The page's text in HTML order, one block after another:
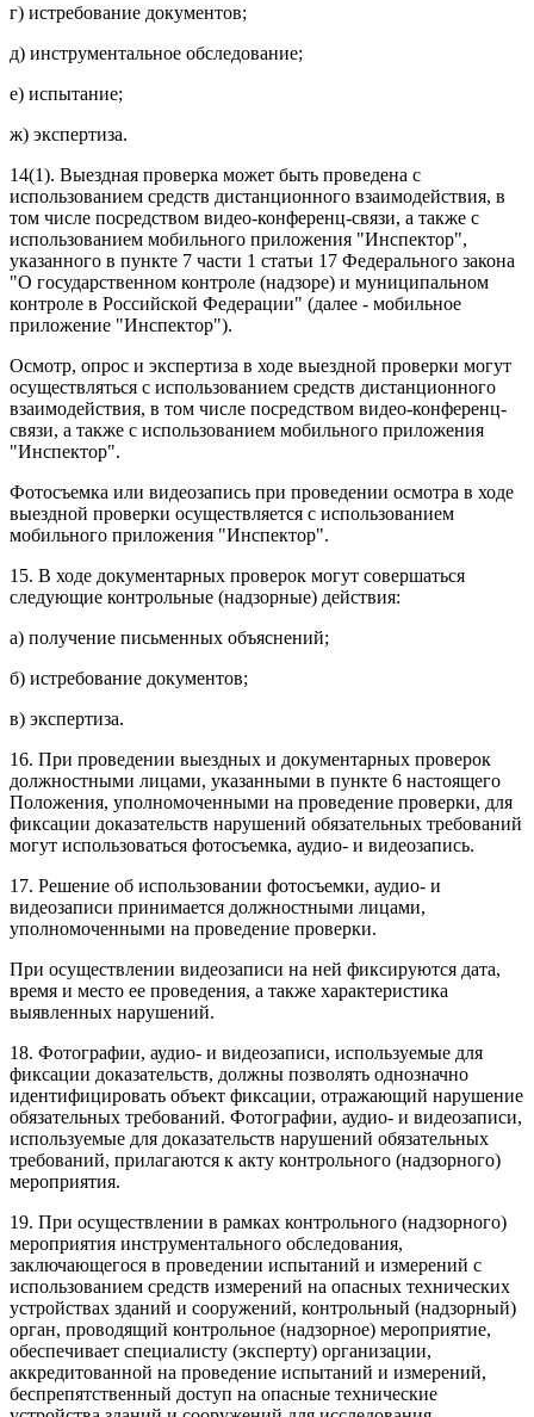
г) истребование документов;
д) инструментальное обследование;
е) испытание;
ж) экспертиза.
14(1). Выездная проверка может быть проведена с
использованием средств дистанционного взаимодействия, в
том числе посредством видео-конференц-связи, а также с
использованием мобильного приложения "Инспектор",
указанного в пункте 7 части 1 статьи 17 Федерального закона
"О государственном контроле (надзоре) и муниципальном
контроле в Российской Федерации" (далее - мобильное
приложение "Инспектор").
Осмотр, опрос и экспертиза в ходе выездной проверки могут
осуществляться с использованием средств дистанционного
взаимодействия, в том числе посредством видео-конференц-
связи, а также с использованием мобильного приложения
"Инспектор".
Фотосъемка или видеозапись при проведении осмотра в ходе
выездной проверки осуществляется с использованием
мобильного приложения "Инспектор".
15. В ходе документарных проверок могут совершаться
следующие контрольные (надзорные) действия:
а) получение письменных объяснений;
б) истребование документов;
в) экспертиза.
16. При проведении выездных и документарных проверок
должностными лицами, указанными в пункте 6 настоящего
Положения, уполномоченными на проведение проверки, для
фиксации доказательств нарушений обязательных требований
могут использоваться фотосъемка, аудио- и видеозапись.
17. Решение об использовании фотосъемки, аудио- и
видеозаписи принимается должностными лицами,
уполномоченными на проведение проверки.
При осуществлении видеозаписи на ней фиксируются дата,
время и место ее проведения, а также характеристика
выявленных нарушений.
18. Фотографии, аудио- и видеозаписи, используемые для
фиксации доказательств, должны позволять однозначно
идентифицировать объект фиксации, отражающий нарушение
обязательных требований. Фотографии, аудио- и видеозаписи,
используемые для доказательств нарушений обязательных
требований, прилагаются к акту контрольного (надзорного)
мероприятия.
19. При осуществлении в рамках контрольного (надзорного)
мероприятия инструментального обследования,
заключающегося в проведении испытаний и измерений с
использованием средств измерений на опасных технических
устройствах зданий и сооружений, контрольный (надзорный)
орган, проводящий контрольное (надзорное) мероприятие,
обеспечивает специалисту (эксперту) организации,
аккредитованной на проведение испытаний и измерений,
беспрепятственный доступ на опасные технические